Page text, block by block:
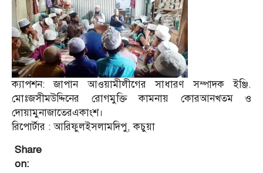
ক্যাপশন: জাপান আওয়ামীলীগের সাধারণ সম্পাদক ইঞ্জি.
মোঃজসীমউদ্দিনের রোগমুক্তি কামনায় কোরআনখতম ও
দোয়ামুনাজাতেরএকাংশ।
রিপোর্টার : আরিফুলইসলামদিপু, কচুয়া
Share
on: